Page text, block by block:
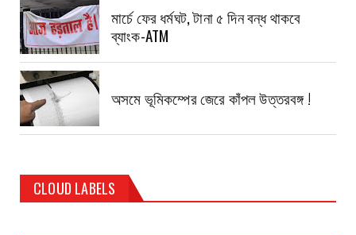
মার্চে ফের ধর্মঘট, টানা ৫ দিন বন্ধ থাকবে
ব্যাংক-ATM
অসমে ভূমিকম্পের জেরে কাঁপল উত্তরবঙ্গ !
CLOUD LABELS